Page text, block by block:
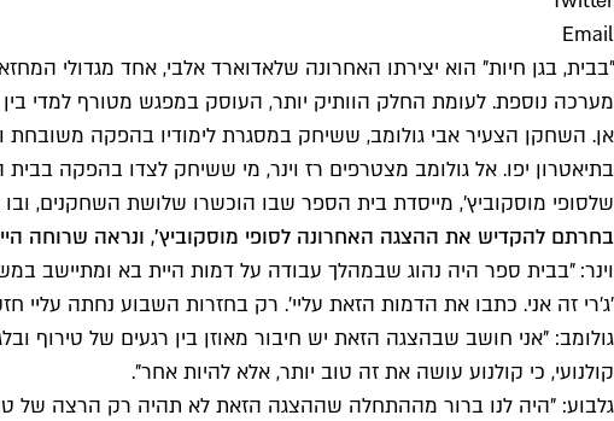
Email
"בבית, בגן חיות" הוא יצירתו האחרונה שלאדוארד אלבי, אחד מגדולי
מערכה נוספת. לעומת החלק הוותיק יותר, העוסק במפגש מטורף למדי
אן. השחקן הצעיר אבי גולומב, ששיחק במסגרת לימודיו בהפקה
בתיאטרון יפו. אל גולומב מצטרפים רז וינר, מי ששיחק לצדו בהפקה
שלסופי מוסקוביץ', מייסדת בית הספר שבו הוכשרו שלושת השחקנים, ובו
בחרתם להקדיש את ההצגה האחרונה לסופי מוסקוביץ', ונראה שרוחה
וינר: "בבית ספר היה נהוג שבמהלך עבודה על דמות היית בא ומתיישב
'ג'רי זה אני. כתבו את הדמות הזאת עליי'. רק בחזרות השבוע נחתה
גולומב: "אני חושב שבהצגה הזאת יש חיבור מאוזן בין רגעים של טירוף
קולנועי, כי קולנוע עושה את זה טוב יותר, אלא להיות אחר".
גלבוע: "היה לנו ברור מההתחלה שההצגה הזאת לא תהיה רק הרצה של